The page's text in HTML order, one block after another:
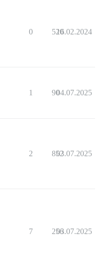
0 520
16.02.2024
1 9004.07.2025
2 852
03.07.2025
7 256
03.07.2025